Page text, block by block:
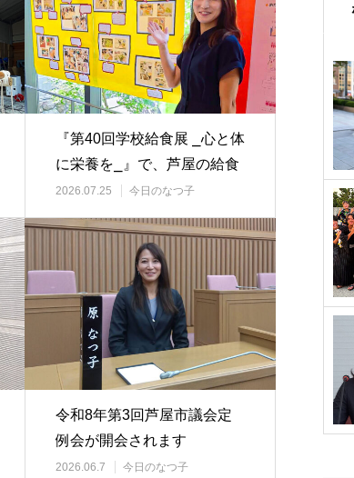
『第40回学校給食展 ⎯心と体
に栄養を⎯』で、芦屋の給食
の魅力を実感…
2026.07.25 今日のなつ子
令和8年第3回芦屋市議会定
例会が開会されます
2026.06.7 今日のなつ子